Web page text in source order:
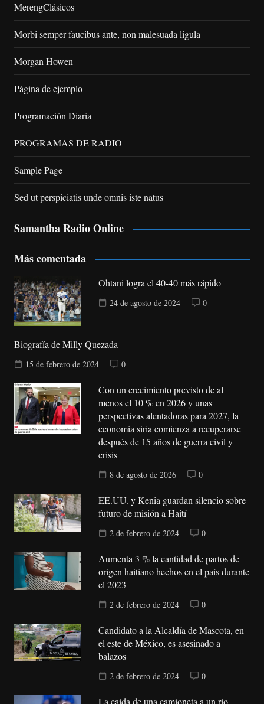
MerengClásicos
Morbi semper faucibus ante, non malesuada ligula
Morgan Howen
Página de ejemplo
Programación Diaria
PROGRAMAS DE RADIO
Sample Page
Sed ut perspiciatis unde omnis iste natus
Samantha Radio Online
Más comentada
Ohtani logra el 40-40 más rápido
24 de agosto de 2024 0
Biografía de Milly Quezada
15 de febrero de 2024 0
Con un crecimiento previsto de al
menos el 10 % en 2026 y unas
perspectivas alentadoras para 2027, la
economía siria comienza a recuperarse
después de 15 años de guerra civil y
crisis
8 de agosto de 2026 0
EE.UU. y Kenia guardan silencio sobre
futuro de misión a Haití
2 de febrero de 2024 0
Aumenta 3 % la cantidad de partos de
origen haitiano hechos en el país durante
el 2023
2 de febrero de 2024 0
Candidato a la Alcaldía de Mascota, en
el este de México, es asesinado a
balazos
2 de febrero de 2024 0
La caída de una camioneta a un río